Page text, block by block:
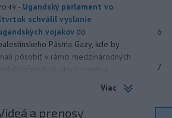
- Ugandský parlament vo
schválil vyslanie
vojakov do
Pásma Gazy, kde by
pôsobiť v rámci medzinárodných
Viac
a prenosy
6
7